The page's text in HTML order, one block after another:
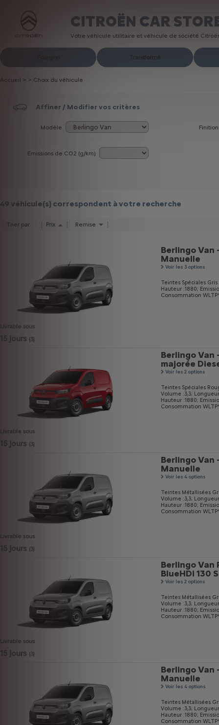
CITROËN CAR
Votre véhicule utilitaire et véhicule de société
Transformé
Accueil > > Choix du véhicule
Affiner / Modifier vos critères
Modèle Finition
Emissions de CO2 (g/km)
49 véhicule(s) correspondent à votre recherche
Trier par Prix Remise
Livrable sous
15 jours (3)
Berlingo Van
Manuelle
Voir les 3 options
Teintes Spéciales
Hauteur :1880;
Consommation
Livrable sous
15 jours (3)
Berlingo Van
majorée
Voir les 2 options
Teintes Spéciales
Volume :3,3;
Hauteur :1880;
Consommation
Livrable sous
15 jours (3)
Berlingo Van
Manuelle
Voir les 4 options
Teintes Métallisées
Volume :3,3;
Hauteur :1880;
Consommation
Livrable sous
15 jours (3)
Berlingo Van
BlueHDi 130
Voir les 2 options
Teintes Métallisées
Volume :3,3;
Hauteur :1880;
Consommation
Berlingo Van
Manuelle
Voir les 4 options
Teintes Métallisées
Volume :3,3;
Hauteur :1880;
Consommation